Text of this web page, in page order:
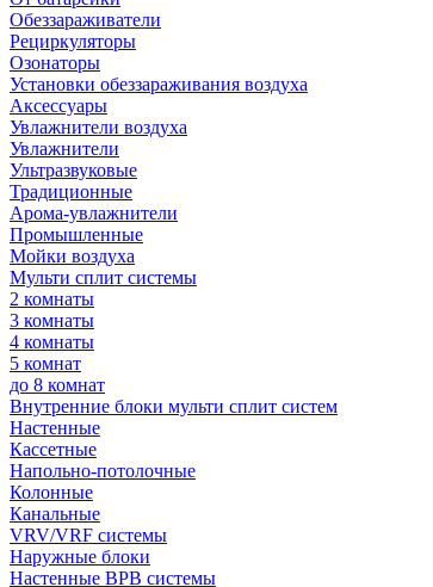
Обеззараживатели
Рециркуляторы
Озонаторы
Установки обеззараживания воздуха
Аксессуары
Увлажнители воздуха
Увлажнители
Ультразвуковые
Традиционные
Арома-увлажнители
Промышленные
Мойки воздуха
Мульти сплит системы
2 комнаты
3 комнаты
4 комнаты
5 комнат
до 8 комнат
Внутренние блоки мульти сплит систем
Настенные
Кассетные
Напольно-потолочные
Колонные
Канальные
VRV/VRF системы
Наружные блоки
Настенные ВРВ системы